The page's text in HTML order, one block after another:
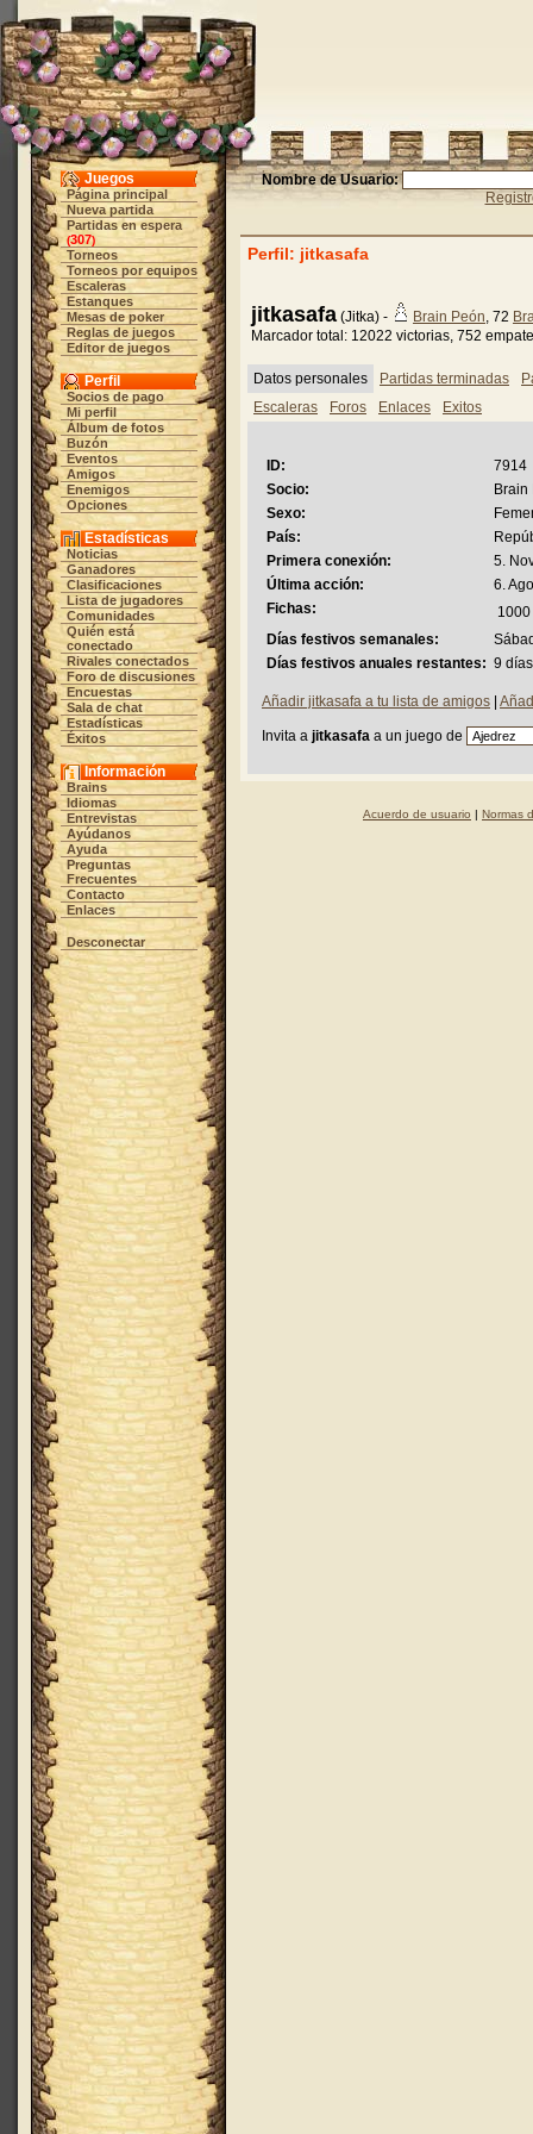
Juegos
Página principal
Nueva partida
Partidas en espera
(307)
Torneos
Torneos por equipos
Escaleras
Estanques
Mesas de poker
Reglas de juegos
Editor de juegos
Perfil
Socios de pago
Mi perfil
Álbum de fotos
Buzón
Eventos
Amigos
Enemigos
Opciones
Estadísticas
Noticias
Ganadores
Clasificaciones
Lista de jugadores
Comunidades
Quién está
conectado
Rivales conectados
Foro de discusiones
Encuestas
Sala de chat
Estadísticas
Éxitos
Información
Brains
Idiomas
Entrevistas
Ayúdanos
Ayuda
Preguntas
Frecuentes
Contacto
Enlaces
Desconectar
Nombre de Usuario:
Perfil: jitkasafa
jitkasafa (Jitka) - Brain Peón, 72
Marcador total: 12022 victorias, 752
Datos personales Partidas terminadas
Escaleras
Foros Enlaces Exitos
ID:
7914
Socio:
Brain
Sexo:
País:
Primera conexión:
5.
Última acción:
6.
Fichas:
1000
Días festivos semanales:
Días festivos anuales restantes: 9
Añadir jitkasafa a tu lista de amigos
Invita a jitkasafa a un juego de
Acuerdo de usuario | Normas